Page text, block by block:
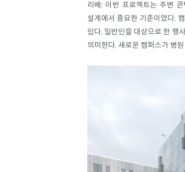
리베: 이번 프로젝트는 주변
설계에서 중요한 기준이었다.
있다. 일반인을 대상으로 한 행
의미한다. 새로운 캠퍼스가 병